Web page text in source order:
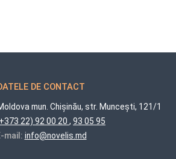
DE CONTACT
mun. Chișinău, str. Muncești, 121/1
22) 92 00 20 , 93 05 95
mail: info@novelis.md